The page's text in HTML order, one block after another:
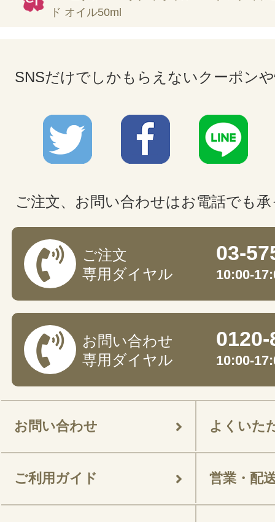
ド オイル50ml
SNSだけでしかもらえないクーポン
ご注文、お問い合わせはお電話でも
ご注文
専用ダイヤル
03-
10:00-
お問い合わせ
専用ダイヤル
10:00-
お問い合わせ よくいた
ご利用ガイド 営業・配